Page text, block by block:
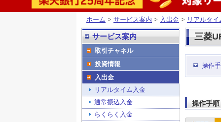
ホーム > サービス案内 > 入出金 > リアルタ
三菱
操作
操作手順
サービス案内
取引チャネル
投資情報
入出金
リアルタイム入金
通常振込入金
らくらく入金